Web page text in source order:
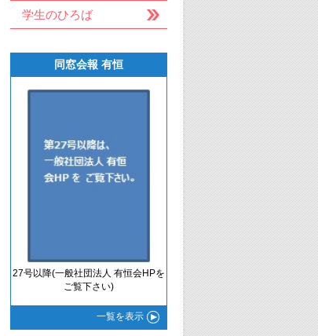
学生のひろば
同窓会報 有恒
27号以降(一般社団法人 有恒会HPを
ご覧下さい)
一覧を表示